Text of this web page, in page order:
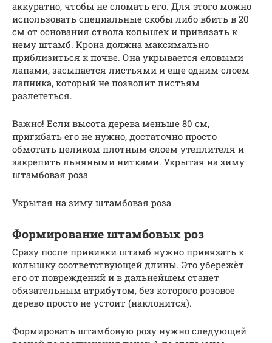
аккуратно, чтобы не сломать его. Для этого можно
использовать специальные скобы либо вбить в 20
см от основания ствола колышек и привязать к
нему штамб. Крона должна максимально
приблизиться к почве. Она укрывается еловыми
лапами, засыпается листьями и еще одним слоем
лапника, который не позволит листьям
разлететься.
Важно! Если высота дерева меньше 80 см,
пригибать его не нужно, достаточно просто
обмотать целиком плотным слоем утеплителя и
закрепить льняными нитками. Укрытая на зиму
штамбовая роза
Укрытая на зиму штамбовая роза
Формирование штамбовых роз
Сразу после прививки штамб нужно привязать к
колышку соответствующей длины. Это убережёт
его от повреждений и в дальнейшем станет
обязательным атрибутом, без которого розовое
дерево просто не устоит (наклонится).
Формировать штамбовую розу нужно следующей